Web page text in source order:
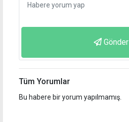
Gönder
Tüm Yorumlar
Bu habere bir yorum yapılmamış.